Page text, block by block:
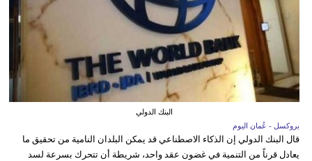
البنك الدولي
بروكسل - عُمان اليوم
قال البنك الدولي إن الذكاء الاصطناعي قد يمكن البلدان النامية من تحقيق ما
يعادل قرناً من التنمية في غضون عقد واحد، شريطة أن تتحرك بسرعة لسد